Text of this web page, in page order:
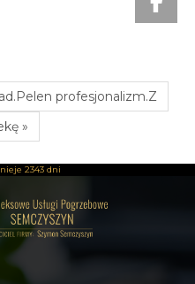
profesjonalizm.Z
»
2343 dni